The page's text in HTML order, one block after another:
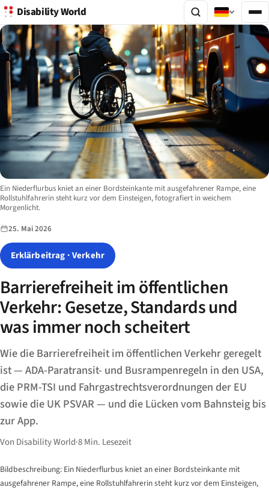
Disability World
Image description:
Ein Niederflurbus kniet an einer Bordsteinkante mit ausgefahrener Rampe, eine
Rollstuhlfahrerin steht kurz vor dem Einsteigen, fotografiert in weichem
Morgenlicht.
25. Mai 2026
Erklärbeitrag · Verkehr
Barrierefreiheit im öffentlichen
Verkehr: Gesetze, Standards und
was immer noch scheitert
Wie die Barrierefreiheit im öffentlichen Verkehr geregelt
ist — ADA-Paratransit- und Busrampenregeln in den USA,
die PRM-TSI und Fahrgastrechtsverordnungen der EU
sowie die UK PSVAR — und die Lücken vom Bahnsteig bis
zur App.
Von Disability World·8 Min. Lesezeit
Bildbeschreibung: Ein Niederflurbus kniet an einer Bordsteinkante mit
ausgefahrener Rampe, eine Rollstuhlfahrerin steht kurz vor dem Einsteigen,